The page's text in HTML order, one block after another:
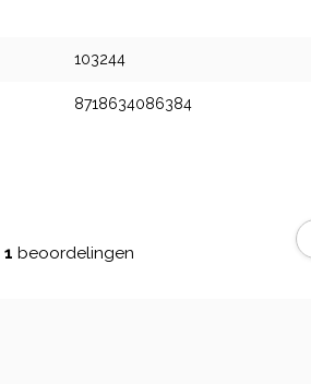
103244
8718634086384
1 beoordelingen